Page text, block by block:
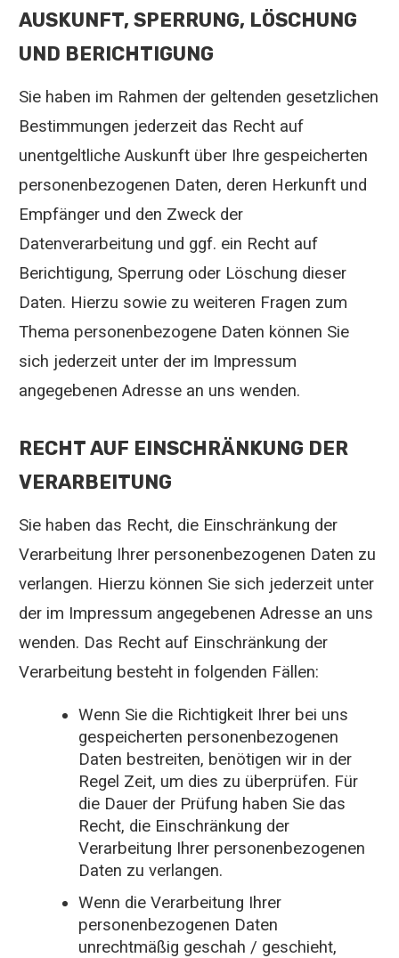
AUSKUNFT, SPERRUNG, LÖSCHUNG
UND BERICHTIGUNG
Sie haben im Rahmen der geltenden gesetzlichen
Bestimmungen jederzeit das Recht auf
unentgeltliche Auskunft über Ihre gespeicherten
personenbezogenen Daten, deren Herkunft und
Empfänger und den Zweck der
Datenverarbeitung und ggf. ein Recht auf
Berichtigung, Sperrung oder Löschung dieser
Daten. Hierzu sowie zu weiteren Fragen zum
Thema personenbezogene Daten können Sie
sich jederzeit unter der im Impressum
angegebenen Adresse an uns wenden.
RECHT AUF EINSCHRÄNKUNG DER
VERARBEITUNG
Sie haben das Recht, die Einschränkung der
Verarbeitung Ihrer personenbezogenen Daten zu
verlangen. Hierzu können Sie sich jederzeit unter
der im Impressum angegebenen Adresse an uns
wenden. Das Recht auf Einschränkung der
Verarbeitung besteht in folgenden Fällen:
Wenn Sie die Richtigkeit Ihrer bei uns
gespeicherten personenbezogenen
Daten bestreiten, benötigen wir in der
Regel Zeit, um dies zu überprüfen. Für
die Dauer der Prüfung haben Sie das
Recht, die Einschränkung der
Verarbeitung Ihrer personenbezogenen
Daten zu verlangen.
Wenn die Verarbeitung Ihrer
personenbezogenen Daten
unrechtmäßig geschah / geschieht,